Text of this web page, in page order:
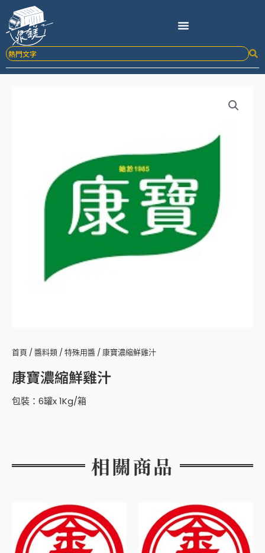
要
內
首頁 /醬料類 /特殊用醬 / 康寶濃縮鮮雞汁
康寶濃縮鮮雞汁
包裝：6罐x 1Kg/箱
相關商品